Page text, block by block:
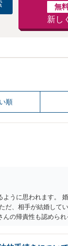
無
新し
順
うに思われます。
だ、相手が結婚して
の帰責性も認めら